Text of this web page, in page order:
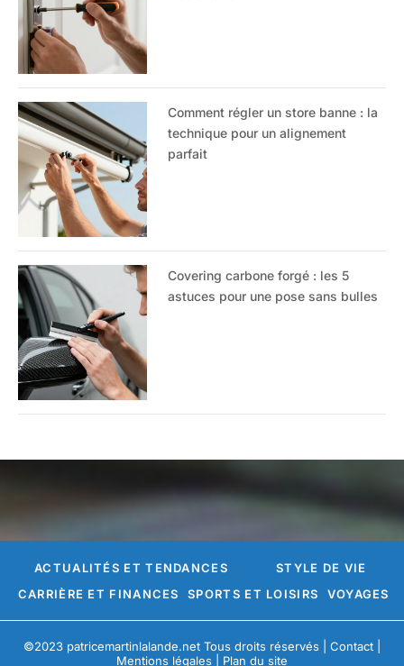
Comment régler un store banne : la
technique pour un alignement
parfait
Covering carbone forgé : les 5
astuces pour une pose sans bulles
ACTUALITÉS ET TENDANCES
STYLE DE VIE
CARRIÈRE ET FINANCES
SPORTS ET LOISIRS VOYAGES
©2023 patricemartinlalande.net Tous droits réservés | Contact
Mentions légales
Plan du site